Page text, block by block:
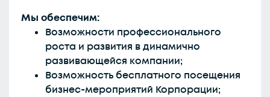
Мы обеспечим:
Возможности профессионального
роста и развития в динамично
развивающейся компании;
Возможность бесплатного посещения
бизнес-мероприятий Корпорации;